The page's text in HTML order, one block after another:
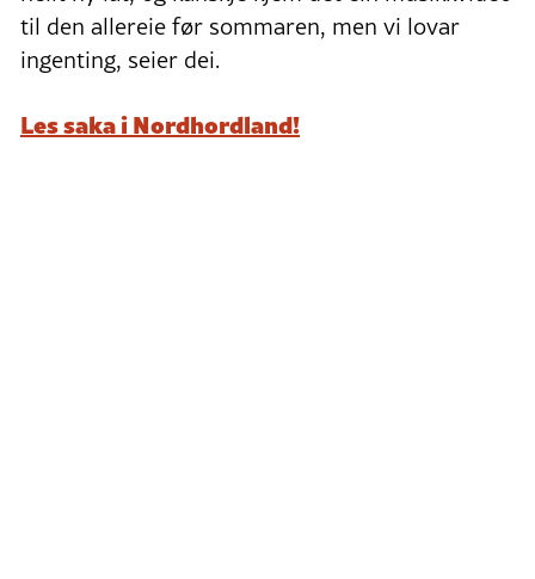
til den allereie før sommaren, men vi lovar
ingenting, seier dei.
Les saka i Nordhordland!